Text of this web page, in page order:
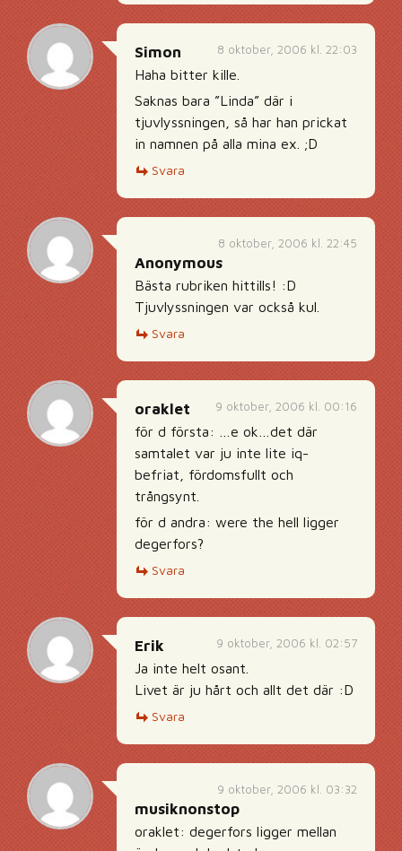
8 oktober, 2006 kl. 22:03
Simon
Haha bitter kille.
Saknas bara ”Linda” där i
tjuvlyssningen, så har han prickat
in namnen på alla mina ex. ;D
Svara
8 oktober, 2006 kl. 22:45
Anonymous
Bästa rubriken hittills! :D
Tjuvlyssningen var också kul.
Svara
9 oktober, 2006 kl. 00:16
oraklet
för d första: …e ok…det där
samtalet var ju inte lite iq-
befriat, fördomsfullt och
trångsynt.
för d andra: were the hell ligger
degerfors?
Svara
9 oktober, 2006 kl. 02:57
Erik
Ja inte helt osant.
Livet är ju hårt och allt det där :D
Svara
9 oktober, 2006 kl. 03:32
musiknonstop
oraklet: degerfors ligger mellan